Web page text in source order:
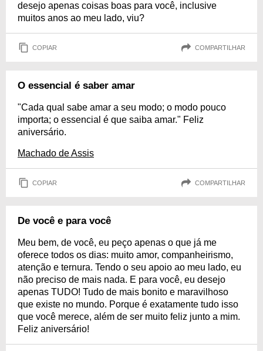
desejo apenas coisas boas para você, inclusive
muitos anos ao meu lado, viu?
COPIAR COMPARTILHAR
O essencial é saber amar
"Cada qual sabe amar a seu modo; o modo pouco
importa; o essencial é que saiba amar." Feliz
aniversário.
Machado de Assis
COPIAR COMPARTILHAR
De você e para você
Meu bem, de você, eu peço apenas o que já me
oferece todos os dias: muito amor, companheirismo,
atenção e ternura. Tendo o seu apoio ao meu lado, eu
não preciso de mais nada. E para você, eu desejo
apenas TUDO! Tudo de mais bonito e maravilhoso
que existe no mundo. Porque é exatamente tudo isso
que você merece, além de ser muito feliz junto a mim.
Feliz aniversário!